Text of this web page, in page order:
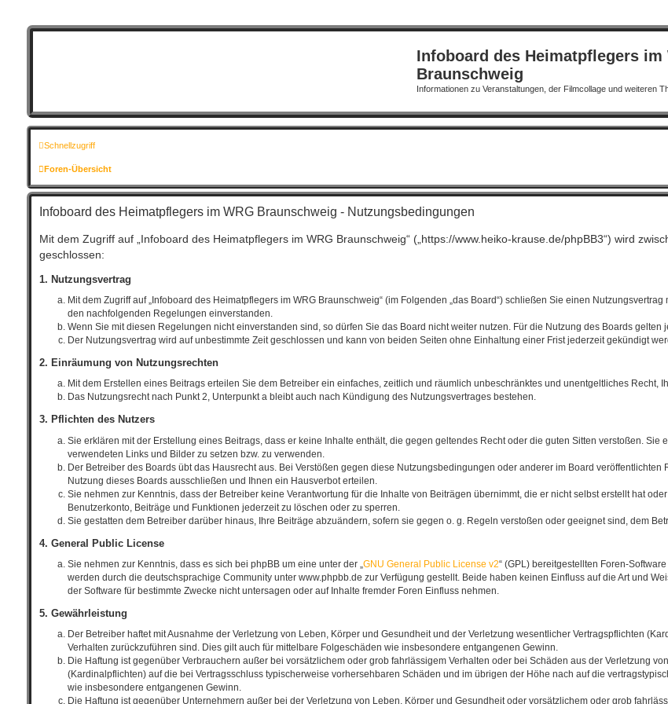
Infoboard des Heimatpflegers im
Braunschweig
Informationen zu Veranstaltungen, der Filmcollage und weiteren
Schnellzugriff
Foren-Übersicht
Infoboard des Heimatpflegers im WRG Braunschweig - Nutzungsbedingungen
Mit dem Zugriff auf „Infoboard des Heimatpflegers im WRG Braunschweig“ („https://www.heiko-krause.de/phpBB3“) wird
geschlossen:
1. Nutzungsvertrag
Mit dem Zugriff auf „Infoboard des Heimatpflegers im WRG Braunschweig“ (im Folgenden „das Board“) schließen Sie einen
den nachfolgenden Regelungen einverstanden.
Wenn Sie mit diesen Regelungen nicht einverstanden sind, so dürfen Sie das Board nicht weiter nutzen. Für die Nutzung des Boards
Der Nutzungsvertrag wird auf unbestimmte Zeit geschlossen und kann von beiden Seiten ohne Einhaltung einer Frist jederzeit gekündigt
2. Einräumung von Nutzungsrechten
Mit dem Erstellen eines Beitrags erteilen Sie dem Betreiber ein einfaches, zeitlich und räumlich unbeschränktes und unentgeltliches Recht,
Das Nutzungsrecht nach Punkt 2, Unterpunkt a bleibt auch nach Kündigung des Nutzungsvertrages bestehen.
3. Pflichten des Nutzers
Sie erklären mit der Erstellung eines Beitrags, dass er keine Inhalte enthält, die gegen geltendes Recht oder die guten Sitten verstoßen.
verwendeten Links und Bilder zu setzen bzw. zu verwenden.
Der Betreiber des Boards übt das Hausrecht aus. Bei Verstößen gegen diese Nutzungsbedingungen oder anderer im Board
Nutzung dieses Boards ausschließen und Ihnen ein Hausverbot erteilen.
Sie nehmen zur Kenntnis, dass der Betreiber keine Verantwortung für die Inhalte von Beiträgen übernimmt, die er nicht selbst erstellt hat
Benutzerkonto, Beiträge und Funktionen jederzeit zu löschen oder zu sperren.
Sie gestatten dem Betreiber darüber hinaus, Ihre Beiträge abzuändern, sofern sie gegen o. g. Regeln verstoßen oder geeignet sind, dem
4. General Public License
Sie nehmen zur Kenntnis, dass es sich bei phpBB um eine unter der „GNU General Public License v2“ (GPL) bereitgestellten Foren-
werden durch die deutschsprachige Community unter www.phpbb.de zur Verfügung gestellt. Beide haben keinen Einfluss auf die Art und
der Software für bestimmte Zwecke nicht untersagen oder auf Inhalte fremder Foren Einfluss nehmen.
5. Gewährleistung
Der Betreiber haftet mit Ausnahme der Verletzung von Leben, Körper und Gesundheit und der Verletzung wesentlicher Vertragspflichten
Verhalten zurückzuführen sind. Dies gilt auch für mittelbare Folgeschäden wie insbesondere entgangenen Gewinn.
Die Haftung ist gegenüber Verbrauchern außer bei vorsätzlichem oder grob fahrlässigem Verhalten oder bei Schäden aus der Verletzung
(Kardinalpflichten) auf die bei Vertragsschluss typischerweise vorhersehbaren Schäden und im übrigen der Höhe nach auf die
wie insbesondere entgangenen Gewinn.
Die Haftung ist gegenüber Unternehmern außer bei der Verletzung von Leben, Körper und Gesundheit oder vorsätzlichem oder grob